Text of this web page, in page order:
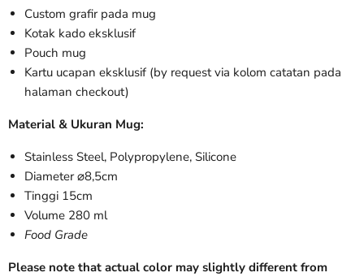
Custom grafir pada mug
Kotak kado eksklusif
Pouch mug
Kartu ucapan eksklusif (by request via kolom catatan pada
halaman checkout)
Material & Ukuran Mug:
Stainless Steel, Polypropylene, Silicone
Diameter ⌀8,5cm
Tinggi 15cm
Volume 280 ml
Food Grade
Please note that actual color may slightly different from